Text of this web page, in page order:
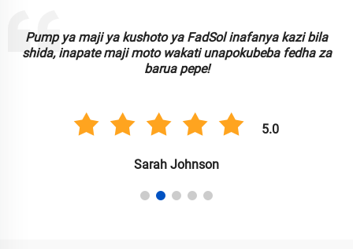
Pump ya maji ya kushoto ya FadSol inafanya kazi bila
shida, inapate maji moto wakati unapokubeba fedha za
barua pepe!
5.0
Sarah Johnson